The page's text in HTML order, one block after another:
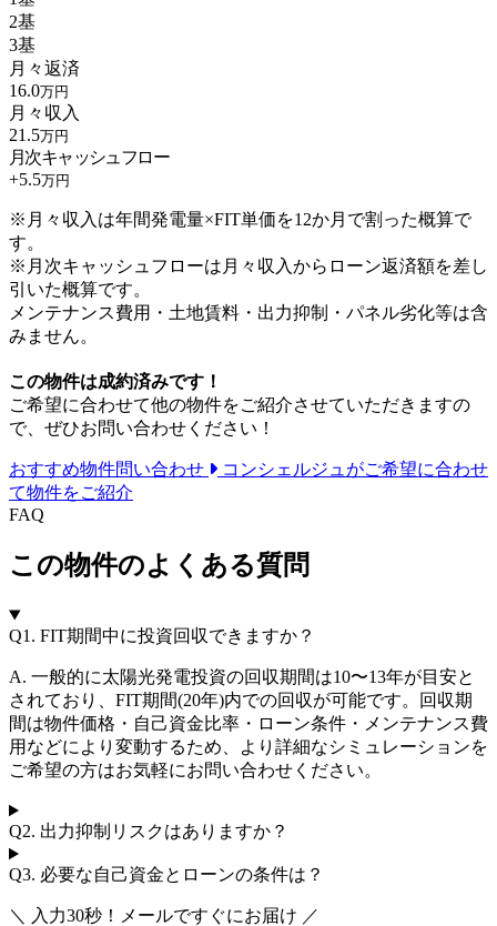
2基
3基
月々返済
16.0万円
月々収入
21.5万円
月次キャッシュフロー
+5.5万円
※月々収入は年間発電量×FIT単価を12か月で割った概算で
す。
※月次キャッシュフローは月々収入からローン返済額を差し
引いた概算です。
メンテナンス費用・土地賃料・出力抑制・パネル劣化等は含
みません。
この物件は成約済みです！
ご希望に合わせて他の物件をご紹介させていただきますの
で、ぜひお問い合わせください！
おすすめ物件問い合わせ
コンシェルジュがご希望に合わせ
て物件をご紹介
FAQ
この物件のよくある質問
Q1. FIT期間中に投資回収できますか？
A. 一般的に太陽光発電投資の回収期間は10〜13年が目安と
されており、FIT期間(20年)内での回収が可能です。回収期
間は物件価格・自己資金比率・ローン条件・メンテナンス費
用などにより変動するため、より詳細なシミュレーションを
ご希望の方はお気軽にお問い合わせください。
Q2. 出力抑制リスクはありますか？
Q3. 必要な自己資金とローンの条件は？
＼ 入力30秒！メールですぐにお届け ／